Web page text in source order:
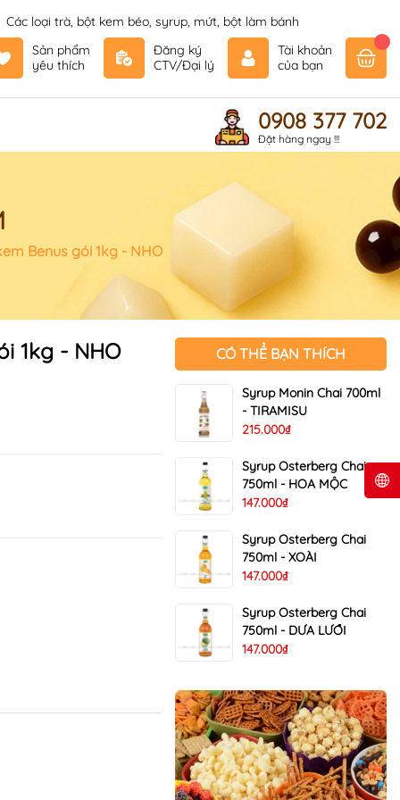
Các loại trà, bột kem béo, syrup, mứt, bột làm bánh
Sản phẩm
yêu thích
Đăng ký
CTV/Đại lý
Tài khoản
của bạn
0908 377 702
Đặt hàng ngay !!!
Benus gói 1kg - NHO
1kg - NHO CÓ THỂ BẠN THÍCH
Syrup Monin Chai 700ml
- TIRAMISU
215.000₫
Syrup Osterberg Chai
750ml - HOA MỘC
147.000₫
Syrup Osterberg Chai
750ml - XOÀI
147.000₫
Syrup Osterberg Chai
750ml - DƯA LƯỚI
147.000₫